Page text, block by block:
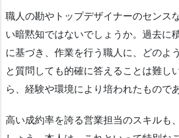
職人の勘やトップデザイナーのセンス
い暗黙知ではないでしょうか。過去に
に基づき、作業を行う職人に、どのよ
と質問しても的確に答えることは難し
ら、経験や環境により培われたもので
高い成約率を誇る営業担当のスキルも